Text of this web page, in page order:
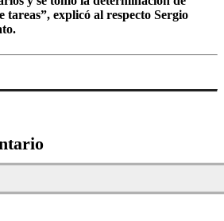
tareas”, explicó al respecto Sergio